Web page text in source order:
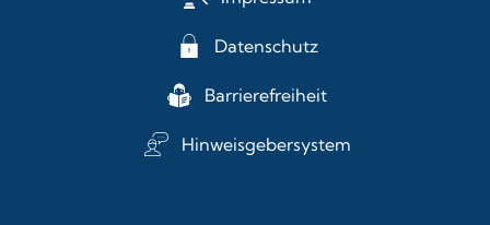
Datenschutz
Barrierefreiheit
Hinweisgebersystem